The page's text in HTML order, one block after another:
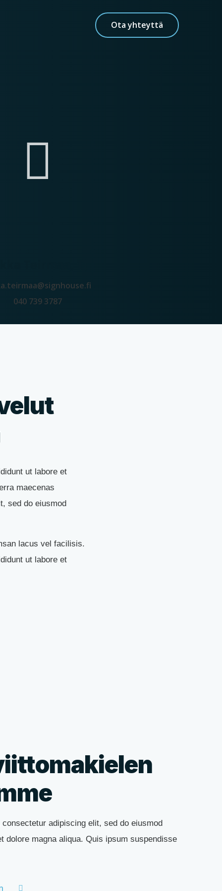
Ota yhteyttä
040 739 3787
ut labore et
maecenas
sed do eiusmod
lacus vel facilisis.
ut labore et
adipiscing elit, sed do eiusmod
dolore magna aliqua. Quis ipsum suspendisse